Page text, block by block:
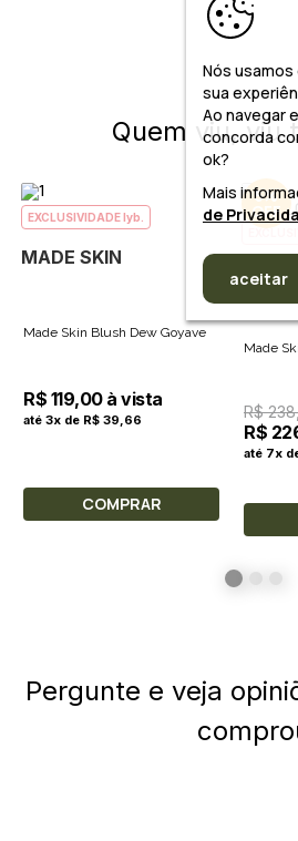
Quem viu, viu
EXCLUSIVIDADE lyb.
MADE SKIN
Made Skin Blush Dew Goyave
R$ 119,00 à vista
até 3x de R$ 39,66
COMPRAR
5%
MADE
Made
R$
R$
até 7x
Pergunte e veja
Nós
sua
Ao navegar
concorda
ok?
Mais
de
aceitar